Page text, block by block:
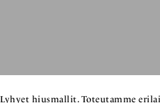
Lyhyet hiusmallit. Toteutamme